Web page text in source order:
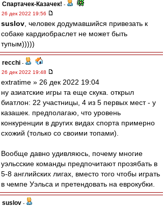
Спартачек-Казачек! -
26 дек 2022 19:56
suslov , человек додумавшийся привезать к
собаке кардиобраслет не может быть
тупым)))))
recchi -
26 дек 2022 19:48
extratime » 26 дек 2022 19:04
ну азиатские игры та еще скука. открыл
биатлон: 22 участницы, 4 из 5 первых мест - у
казашек. предполагаю, что уровень
конкуренции в других видах спорта примерно
схожий (только со своими топами).
Вообще давно удивляюсь, почему многие
уэльсские команды предпочитают прозябать в
5-8 английских лигах, вместо того чтобы играть
в чемпе Уэльса и претендовать на еврокубки.
suslov -